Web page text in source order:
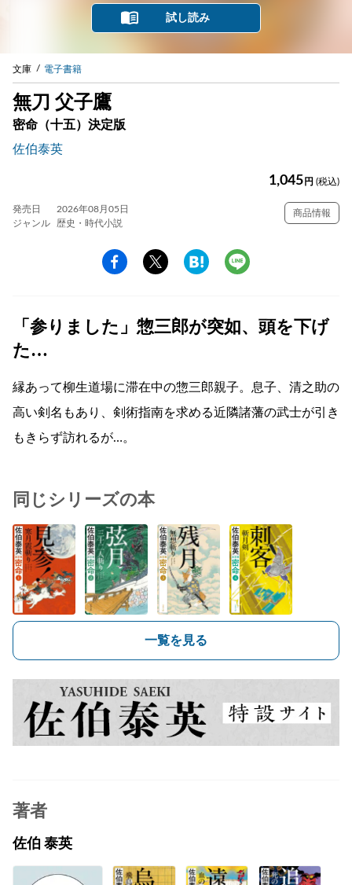
試し読み
文庫 電子書籍
無刀 父子鷹
密命（十五）決定版
佐伯泰英
1,045 円 (税込)
発売日
2026年08月05日
ジャンル
歴史・時代小説
商品情報
「参りました」惣三郎が突如、頭を下げ
た…
縁あって柳生道場に滞在中の惣三郎親子。息子、清之助の
高い剣名もあり、剣術指南を求める近隣諸藩の武士が引き
もきらず訪れるが…。
同じシリーズの本
一覧を見る
著者
佐伯 泰英